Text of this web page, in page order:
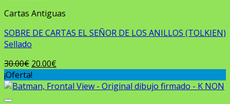
Cartas Antiguas
SOBRE DE CARTAS EL SEÑOR DE LOS ANILLOS (TOLKIEN)
Sellado
30.00€ El
precio
original
20.00€
actual
¡Oferta!